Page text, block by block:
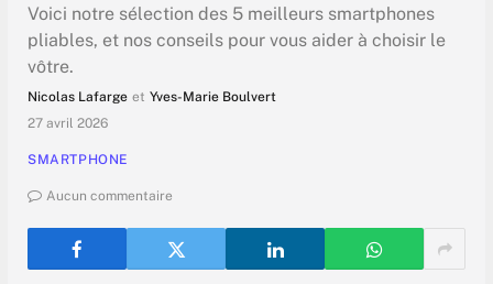
Voici notre sélection des 5 meilleurs smartphones
pliables, et nos conseils pour vous aider à choisir le
vôtre.
Nicolas Lafarge et Yves-Marie Boulvert
27 avril 2026
SMARTPHONE
Aucun commentaire